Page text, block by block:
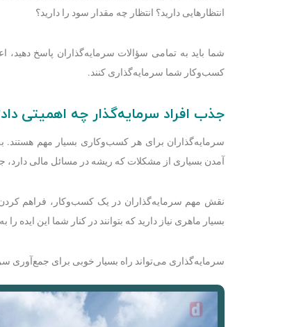
انتظارهایی دارید؟ انتظار چه مقدار سود را دارید؟
شما باید به تمامی سؤالات سرمایه‌گذاران پاسخ دهید،
کسب‌وکار شما سرمایه‌گذاری کنند.
جذب افراد سرمایه‌گذار چه اهمیتی
سرمایه‌گذاران برای هر کسب‌وکاری بسیار مهم
آمدن بسیاری از مشکلات که ریشه در مسائل مالی دارد،
نقش مهم سرمایه‌گذاران در یک کسب‌وکار، فراهم
بسیار ماهری نیاز دارید که بتوانند در کنار شما این ایده را
سرمایه‌گذاری می‌تواند راه بسیار خوبی برای جمع‌آوری